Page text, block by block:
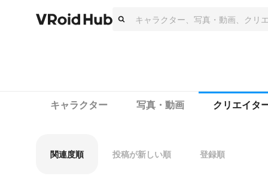
キャラクター 写真・動画 クリエイタ
関連度順 投稿が新しい順 登録順